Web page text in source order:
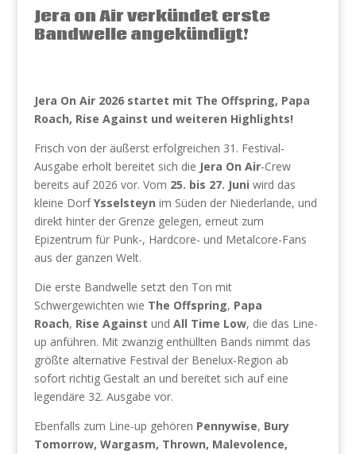
Jera on Air verkündet erste
Bandwelle angekündigt!
Jera On Air 2026 startet mit The Offspring, Papa
Roach, Rise Against und weiteren Highlights!
Frisch von der äußerst erfolgreichen 31. Festival-
Ausgabe erholt bereitet sich die Jera On Air-Crew
bereits auf 2026 vor. Vom 25. bis 27. Juni wird das
kleine DorfYsselsteyn im Süden der Niederlande, und
direkt hinter der Grenze gelegen, erneut zum
Epizentrum für Punk-, Hardcore- und Metalcore-Fans
aus der ganzen Welt.
Die erste Bandwelle setzt den Ton mit
Schwergewichten wie The Offspring, Papa
Roach, Rise Against und All Time Low, die das Line-
up anführen. Mit zwanzig enthüllten Bands nimmt das
größte alternative Festival der Benelux-Region ab
sofort richtig Gestalt an und bereitet sich auf eine
legendäre 32. Ausgabe vor.
Ebenfalls zum Line-up gehören Pennywise, Bury
Tomorrow, Wargasm, Thrown, Malevolence,